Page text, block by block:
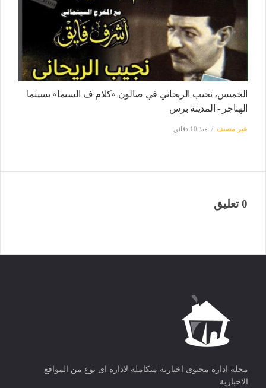
الخميس، نجيب الريحاني في صالون «كلام ف السيما» بسينما
الهناجر - المدينة برس
غير مصنف منذ 10 دقائق
0 تعليق
مجلة ادارة محتوى اخبارية متكاملة لادارة اى نوع من المواقع
الاخبارية